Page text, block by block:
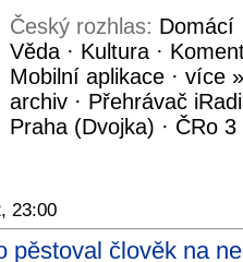
Český rozhlas: Domácí
Věda · Kultura ·
Mobilní aplikace · více
archiv · Přehrávač
Praha (Dvojka) · ČRo
23:00
pěstoval člověk na